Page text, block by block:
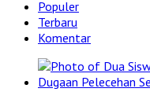
Populer
Terbaru
Komentar